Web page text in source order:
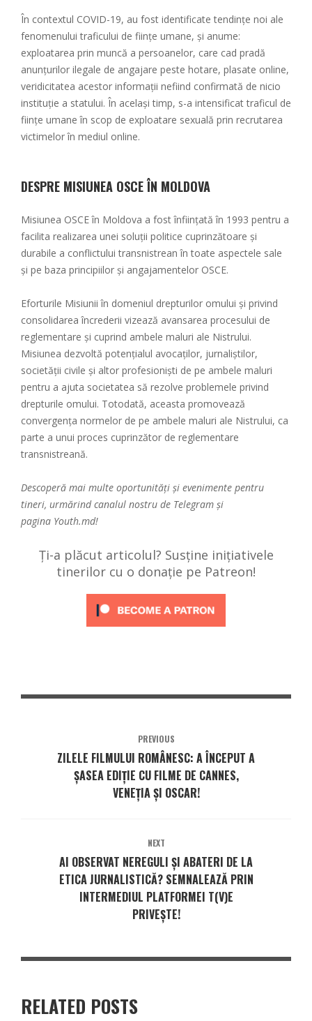
În contextul COVID-19, au fost identificate tendințe noi ale
fenomenului traficului de ființe umane, și anume:
exploatarea prin muncă a persoanelor, care cad pradă
anunțurilor ilegale de angajare peste hotare, plasate online,
veridicitatea acestor informații nefiind confirmată de nicio
instituție a statului. În același timp, s-a intensificat traficul de
ființe umane în scop de exploatare sexuală prin recrutarea
victimelor în mediul online.
DESPRE MISIUNEA OSCE ÎN MOLDOVA
Misiunea OSCE în Moldova a fost înființată în 1993 pentru a
facilita realizarea unei soluții politice cuprinzătoare și
durabile a conflictului transnistrean în toate aspectele sale
și pe baza principiilor și angajamentelor OSCE.
Eforturile Misiunii în domeniul drepturilor omului și privind
consolidarea încrederii vizează avansarea procesului de
reglementare și cuprind ambele maluri ale Nistrului.
Misiunea dezvoltă potențialul avocaților, jurnaliștilor,
societății civile și altor profesioniști de pe ambele maluri
pentru a ajuta societatea să rezolve problemele privind
drepturile omului. Totodată, aceasta promovează
convergența normelor de pe ambele maluri ale Nistrului, ca
parte a unui proces cuprinzător de reglementare
transnistreană.
Descoperă mai multe oportunități și evenimente pentru
tineri, urmărind canalul nostru de Telegram și
pagina Youth.md!
Ți-a plăcut articolul? Susține inițiativele
tinerilor cu o donație pe Patreon!
PREVIOUS
ZILELE FILMULUI ROMÂNESC: A ÎNCEPUT A
ȘASEA EDIȚIE CU FILME DE CANNES,
VENEŢIA ŞI OSCAR!
NEXT
AI OBSERVAT NEREGULI ȘI ABATERI DE LA
ETICA JURNALISTICĂ? SEMNALEAZĂ PRIN
INTERMEDIUL PLATFORMEI T(V)E
PRIVEȘTE!
RELATED POSTS